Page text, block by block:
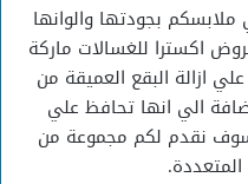
بجودتها والوانها
اكسترا للغسالات ماركة
ازالة البقع العميقة من
الي انها تحافظ علي
سوف نقدم لكم مجموعة من